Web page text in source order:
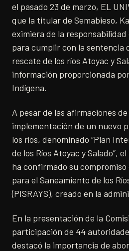
el pasado 23 de marzo, EL
que la titular de Semabieso,
eximiera de la
para cumplir con la sentencia
rescate de los ríos Atoyac y
información proporcionada
Indígena.
A pesar de las afirmaciones
implementación de un nuevo
los ríos, denominado “Plan
de los Ríos Atoyac y Salado”,
ha confirmado su
para el Saneamiento de los
(PISRAYS), creado en la
En la presentación de la
participación de 44
destacó la importancia de